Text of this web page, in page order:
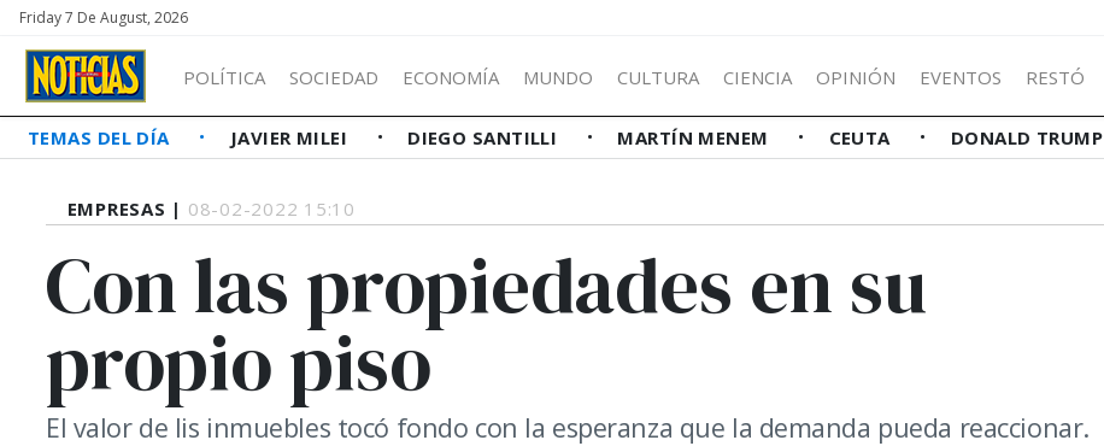
Friday 7 De August, 2026
POLÍTICA SOCIEDAD ECONOMÍA MUNDO CULTURA CIENCIA OPINIÓN EVENTOS RESTÓ
TEMAS DEL DÍA JAVIER MILEI DIEGO SANTILLI MARTÍN MENEM CEUTA DONALD TRUMP
EMPRESAS | 08-02-2022 15:10
Con las propiedades en su
propio piso
El valor de lis inmuebles tocó fondo con la esperanza que la demanda pueda reaccionar.